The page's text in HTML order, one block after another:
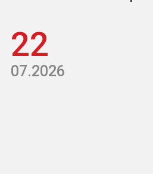
22
07.2026